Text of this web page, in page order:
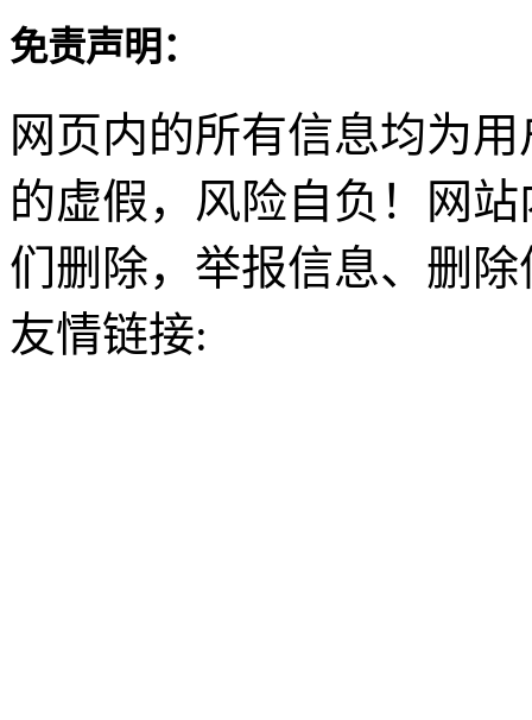
免责声明：
网页内的所有信息均为
的虚假，风险自负！网
们删除，举报信息、删
友情链接: